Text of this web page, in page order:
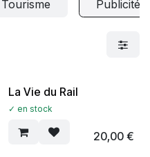
Tourisme Publicité
La Vie du Rail
✓ en stock
20,00€